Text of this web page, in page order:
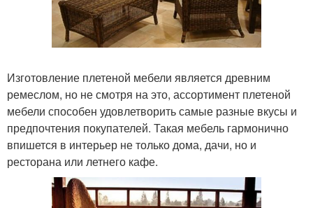
Изготовление плетеной мебели является древним
ремеслом, но не смотря на это, ассортимент плетеной
мебели способен удовлетворить самые разные вкусы и
предпочтения покупателей. Такая мебель гармонично
впишется в интерьер не только дома, дачи, но и
ресторана или летнего кафе.